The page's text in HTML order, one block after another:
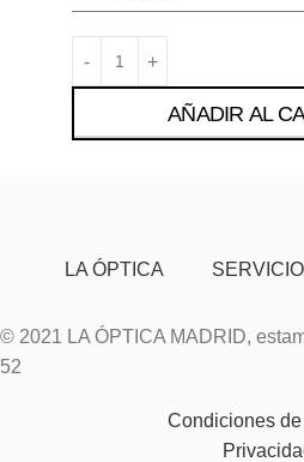
AÑADIR AL
LA ÓPTICA
© 2021 LA ÓPTICA MADRID,
52
Condiciones